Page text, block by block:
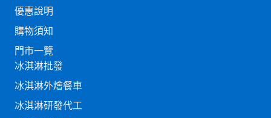
優惠說明
購物須知
門市一覽
冰淇淋批發
冰淇淋外燴餐車
冰淇淋研發代工